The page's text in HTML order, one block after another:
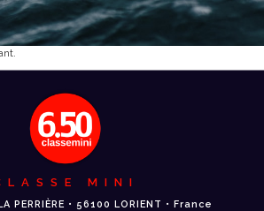
MINI
PERRIÈRE • 56100 LORIENT • France